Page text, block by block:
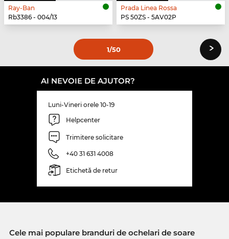
Ray-Ban
Rb3386 - 004/13
Prada Linea Rossa
PS 50ZS - 5AV02P
1/50 ›
AI NEVOIE DE AJUTOR?
Luni-Vineri orele 10-19
Helpcenter
Trimitere solicitare
+40 31 631 4008
Etichetă de retur
Cele mai populare branduri de ochelari de soare